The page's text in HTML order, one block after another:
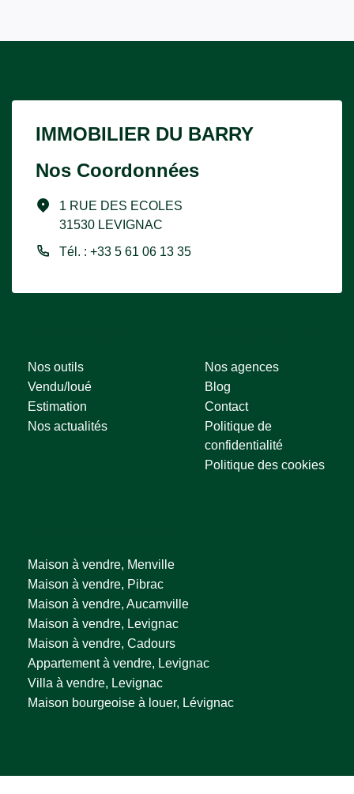
IMMOBILIER DU BARRY
Nos Coordonnées
1 RUE DES ECOLES
31530 LEVIGNAC
Tél. : +33 5 61 06 13 35
Nos outils
Vendu/loué
Estimation
Nos actualités
Nos agences
Blog
Contact
Politique de
confidentialité
Politique des cookies
Maison à vendre, Menville
Maison à vendre, Pibrac
Maison à vendre, Aucamville
Maison à vendre, Levignac
Maison à vendre, Cadours
Appartement à vendre, Levignac
Villa à vendre, Levignac
Maison bourgeoise à louer, Lévignac